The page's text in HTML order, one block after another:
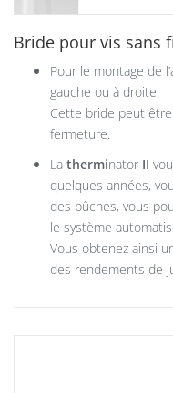
Bride pour vis sans
Pour le montage de
gauche ou à droite.
Cette bride peut
fermeture.
La therminator II
quelques années,
des bûches, vous
le système
Vous obtenez ainsi
des rendements de